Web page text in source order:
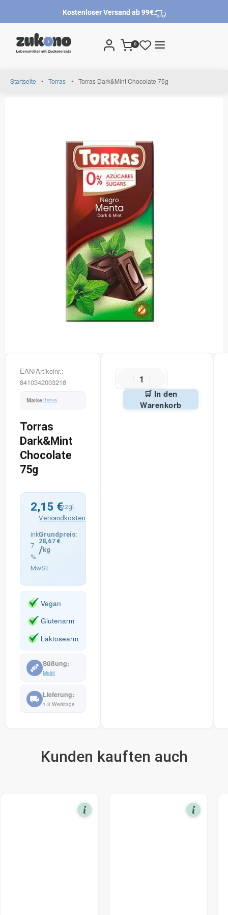
Kostenloser Versand ab 99€
0
Startseite • Torras • Torras Dark&Mint Chocolate 75g
EAN/Artikelnr.:
8410342003218
Torras
Torras
Dark&Mint
Chocolate
75g
2,15 €
inkl.
7
%
MwSt.
zzgl.
Versandkosten
28,67 €
/kg
Vegan
Glutenarm
Laktosearm
Maltit
1-3 Werktage
🛒 In den
Warenkorb
Kunden kauften auch